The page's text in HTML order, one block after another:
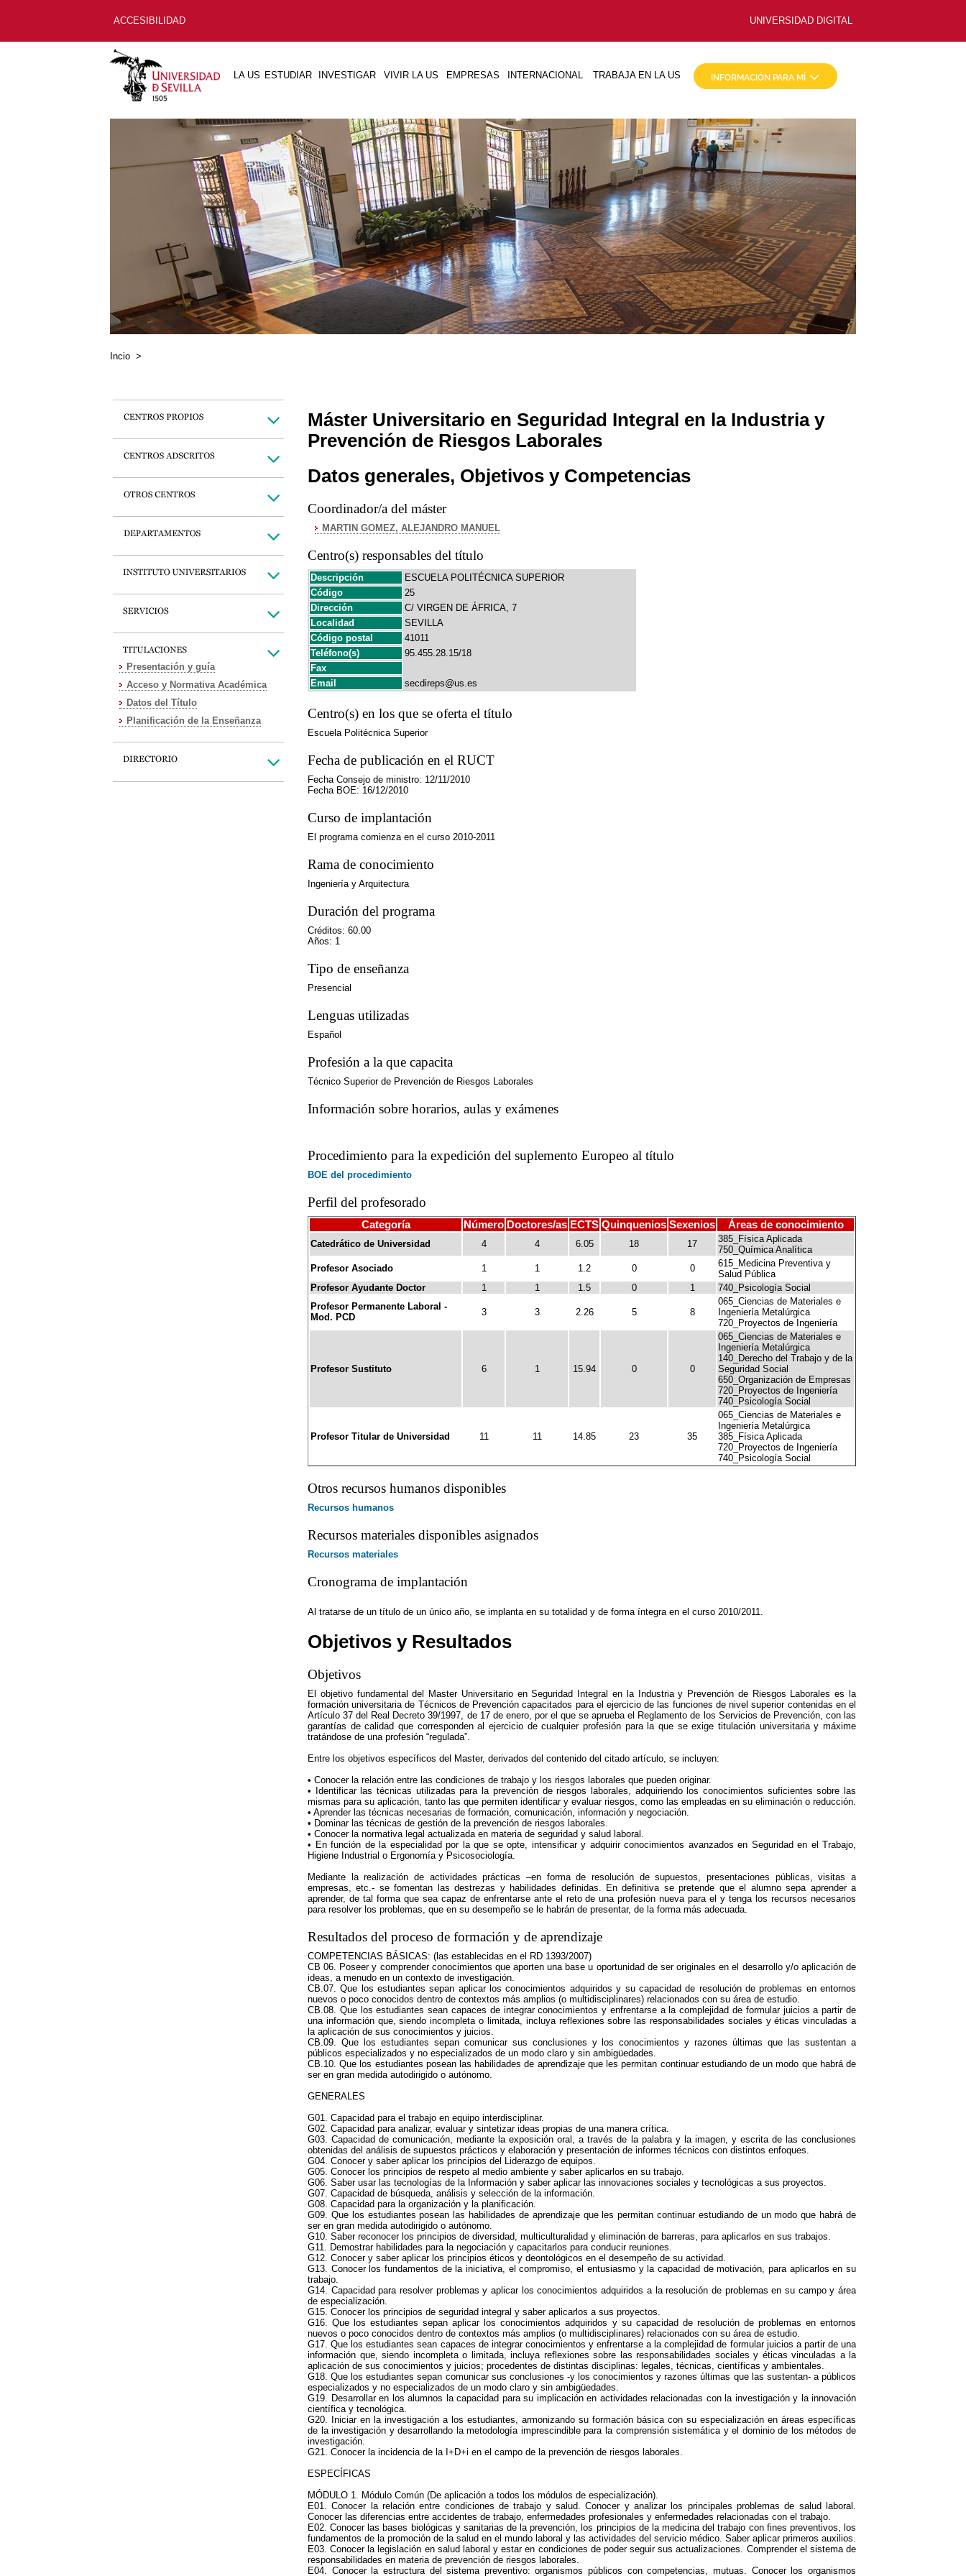
ACCESIBILIDAD UNIVERSIDAD DIGITAL
LA US ESTUDIAR INVESTIGAR VIVIR LA US EMPRESAS INTERNACIONAL TRABAJA EN LA US
Incio >
Presentación y guía
Acceso y Normativa Académica
Datos del Título
Planificación de la Enseñanza
Máster Universitario en Seguridad Integral en la Industria y
Prevención de Riesgos Laborales
Datos generales, Objetivos y Competencias
Coordinador/a del máster
MARTIN GOMEZ, ALEJANDRO MANUEL
Centro(s) responsables del título
Descripción
ESCUELA POLITÉCNICA SUPERIOR
Código
25
Dirección
C/ VIRGEN DE ÁFRICA, 7
Localidad
SEVILLA
Código postal
41011
Teléfono(s)
95.455.28.15/18
Fax
Email
secdireps@us.es
Centro(s) en los que se oferta el título
Escuela Politécnica Superior
Fecha de publicación en el RUCT
Fecha Consejo de ministro: 12/11/2010
Fecha BOE: 16/12/2010
Curso de implantación
El programa comienza en el curso 2010-2011
Rama de conocimiento
Ingeniería y Arquitectura
Duración del programa
Créditos: 60.00
Años: 1
Tipo de enseñanza
Presencial
Lenguas utilizadas
Español
Profesión a la que capacita
Técnico Superior de Prevención de Riesgos Laborales
Información sobre horarios, aulas y exámenes
Procedimiento para la expedición del suplemento Europeo al título
BOE del procedimiento
Perfil del profesorado
Categoría Número Doctores/as ECTS Quinquenios Sexenios Áreas de conocimiento
Catedrático de Universidad 4 4 6.05 18 17
385_Física Aplicada
750_Química Analítica
Profesor Asociado
1 1 1.2 0 0
615_Medicina Preventiva y
Salud Pública
Profesor Ayudante Doctor
1 1 1.5 0 1
740_Psicología Social
Profesor Permanente Laboral -
Mod. PCD
3 3 2.26 5 8
065_Ciencias de Materiales e
Ingeniería Metalúrgica
720_Proyectos de Ingeniería
Profesor Sustituto 6 1 15.94 0 0
065_Ciencias de Materiales e
Ingeniería Metalúrgica
140_Derecho del Trabajo y de la
Seguridad Social
650_Organización de Empresas
720_Proyectos de Ingeniería
740_Psicología Social
Profesor Titular de Universidad 11 11 14.85 23 35
065_Ciencias de Materiales e
Ingeniería Metalúrgica
385_Física Aplicada
720_Proyectos de Ingeniería
740_Psicología Social
Otros recursos humanos disponibles
Recursos humanos
Recursos materiales disponibles asignados
Recursos materiales
Cronograma de implantación
Al tratarse de un título de un único año, se implanta en su totalidad y de forma íntegra en el curso 2010/2011.
Objetivos y Resultados
Objetivos
El objetivo fundamental del Master Universitario en Seguridad Integral en la Industria y Prevención de Riesgos Laborales es la
formación universitaria de Técnicos de Prevención capacitados para el ejercicio de las funciones de nivel superior contenidas en el
Artículo 37 del Real Decreto 39/1997, de 17 de enero, por el que se aprueba el Reglamento de los Servicios de Prevención, con las
garantías de calidad que corresponden al ejercicio de cualquier profesión para la que se exige titulación universitaria y máxime
tratándose de una profesión “regulada”.
Entre los objetivos específicos del Master, derivados del contenido del citado artículo, se incluyen:
• Conocer la relación entre las condiciones de trabajo y los riesgos laborales que pueden originar.
• Identificar las técnicas utilizadas para la prevención de riesgos laborales, adquiriendo los conocimientos suficientes sobre las
mismas para su aplicación, tanto las que permiten identificar y evaluar riesgos, como las empleadas en su eliminación o reducción.
• Aprender las técnicas necesarias de formación, comunicación, información y negociación.
• Dominar las técnicas de gestión de la prevención de riesgos laborales.
• Conocer la normativa legal actualizada en materia de seguridad y salud laboral.
• En función de la especialidad por la que se opte, intensificar y adquirir conocimientos avanzados en Seguridad en el Trabajo,
Higiene Industrial o Ergonomía y Psicosociología.
Mediante la realización de actividades prácticas –en forma de resolución de supuestos, presentaciones públicas, visitas a
empresas, etc.- se fomentan las destrezas y habilidades definidas. En definitiva se pretende que el alumno sepa aprender a
aprender, de tal forma que sea capaz de enfrentarse ante el reto de una profesión nueva para el y tenga los recursos necesarios
para resolver los problemas, que en su desempeño se le habrán de presentar, de la forma más adecuada.
Resultados del proceso de formación y de aprendizaje
COMPETENCIAS BÁSICAS: (las establecidas en el RD 1393/2007)
CB 06. Poseer y comprender conocimientos que aporten una base u oportunidad de ser originales en el desarrollo y/o aplicación de
ideas, a menudo en un contexto de investigación.
CB.07. Que los estudiantes sepan aplicar los conocimientos adquiridos y su capacidad de resolución de problemas en entornos
nuevos o poco conocidos dentro de contextos más amplios (o multidisciplinares) relacionados con su área de estudio.
CB.08. Que los estudiantes sean capaces de integrar conocimientos y enfrentarse a la complejidad de formular juicios a partir de
una información que, siendo incompleta o limitada, incluya reflexiones sobre las responsabilidades sociales y éticas vinculadas a
la aplicación de sus conocimientos y juicios.
CB.09. Que los estudiantes sepan comunicar sus conclusiones y los conocimientos y razones últimas que las sustentan a
públicos especializados y no especializados de un modo claro y sin ambigüedades.
CB.10. Que los estudiantes posean las habilidades de aprendizaje que les permitan continuar estudiando de un modo que habrá de
ser en gran medida autodirigido o autónomo.
GENERALES
G01. Capacidad para el trabajo en equipo interdisciplinar.
G02. Capacidad para analizar, evaluar y sintetizar ideas propias de una manera crítica.
G03. Capacidad de comunicación, mediante la exposición oral, a través de la palabra y la imagen, y escrita de las conclusiones
obtenidas del análisis de supuestos prácticos y elaboración y presentación de informes técnicos con distintos enfoques.
G04. Conocer y saber aplicar los principios del Liderazgo de equipos.
G05. Conocer los principios de respeto al medio ambiente y saber aplicarlos en su trabajo.
G06. Saber usar las tecnologías de la Información y saber aplicar las innovaciones sociales y tecnológicas a sus proyectos.
G07. Capacidad de búsqueda, análisis y selección de la información.
G08. Capacidad para la organización y la planificación.
G09. Que los estudiantes posean las habilidades de aprendizaje que les permitan continuar estudiando de un modo que habrá de
ser en gran medida autodirigido o autónomo.
G10. Saber reconocer los principios de diversidad, multiculturalidad y eliminación de barreras, para aplicarlos en sus trabajos.
G11. Demostrar habilidades para la negociación y capacitarlos para conducir reuniones.
G12. Conocer y saber aplicar los principios éticos y deontológicos en el desempeño de su actividad.
G13. Conocer los fundamentos de la iniciativa, el compromiso, el entusiasmo y la capacidad de motivación, para aplicarlos en su
trabajo.
G14. Capacidad para resolver problemas y aplicar los conocimientos adquiridos a la resolución de problemas en su campo y área
de especialización.
G15. Conocer los principios de seguridad integral y saber aplicarlos a sus proyectos.
G16. Que los estudiantes sepan aplicar los conocimientos adquiridos y su capacidad de resolución de problemas en entornos
nuevos o poco conocidos dentro de contextos más amplios (o multidisciplinares) relacionados con su área de estudio.
G17. Que los estudiantes sean capaces de integrar conocimientos y enfrentarse a la complejidad de formular juicios a partir de una
información que, siendo incompleta o limitada, incluya reflexiones sobre las responsabilidades sociales y éticas vinculadas a la
aplicación de sus conocimientos y juicios; procedentes de distintas disciplinas: legales, técnicas, científicas y ambientales.
G18. Que los estudiantes sepan comunicar sus conclusiones -y los conocimientos y razones últimas que las sustentan- a públicos
especializados y no especializados de un modo claro y sin ambigüedades.
G19. Desarrollar en los alumnos la capacidad para su implicación en actividades relacionadas con la investigación y la innovación
científica y tecnológica.
G20. Iniciar en la investigación a los estudiantes, armonizando su formación básica con su especialización en áreas específicas
de la investigación y desarrollando la metodología imprescindible para la comprensión sistemática y el dominio de los métodos de
investigación.
G21. Conocer la incidencia de la I+D+i en el campo de la prevención de riesgos laborales.
ESPECÍFICAS
MÓDULO 1. Módulo Común (De aplicación a todos los módulos de especialización).
E01. Conocer la relación entre condiciones de trabajo y salud. Conocer y analizar los principales problemas de salud laboral.
Conocer las diferencias entre accidentes de trabajo, enfermedades profesionales y enfermedades relacionadas con el trabajo.
E02. Conocer las bases biológicas y sanitarias de la prevención, los principios de la medicina del trabajo con fines preventivos, los
fundamentos de la promoción de la salud en el mundo laboral y las actividades del servicio médico. Saber aplicar primeros auxilios.
E03. Conocer la legislación en salud laboral y estar en condiciones de poder seguir sus actualizaciones. Comprender el sistema de
responsabilidades en materia de prevención de riesgos laborales.
E04. Conocer la estructura del sistema preventivo: organismos públicos con competencias, mutuas. Conocer los organismos